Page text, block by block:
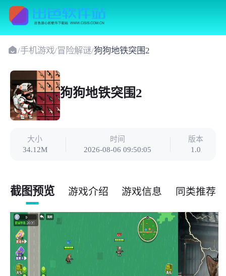
/手机游戏/冒险解谜/狗狗地铁突围2
狗狗地铁突围2
大小
34.12M
时间
2026-08-06 09:50:05
版本
1.0
截图预览 游戏介绍 游戏信息 同类推荐